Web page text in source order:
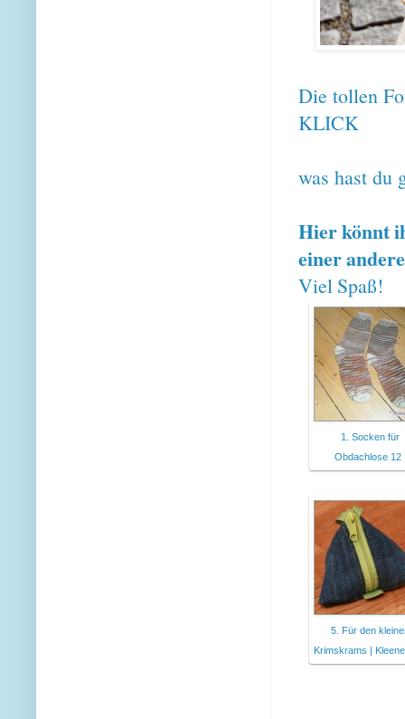
Die tollen
KLICK
was hast du
Hier könnt
einer
Viel Spaß!
1. Socken für
Obdachlose 12
5. Für den
Krimskrams |